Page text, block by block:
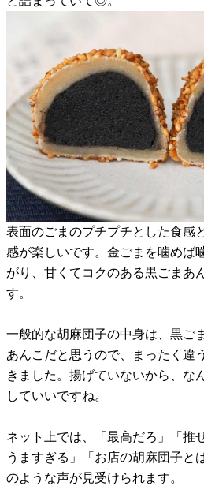
表面のごまのプチプチとした食感
感が楽しいです。金ごまを噛めば
がり、甘くてコクのある黒ごまあ
す。
一般的な胡麻団子の中身は、黒ご
あんこだと思うので、まったく違
きました。揚げていないから、な
していいですね。
ネット上では、「最高だろ」「推
うますぎる」「お店の胡麻団子と
のような声が見受けられます。